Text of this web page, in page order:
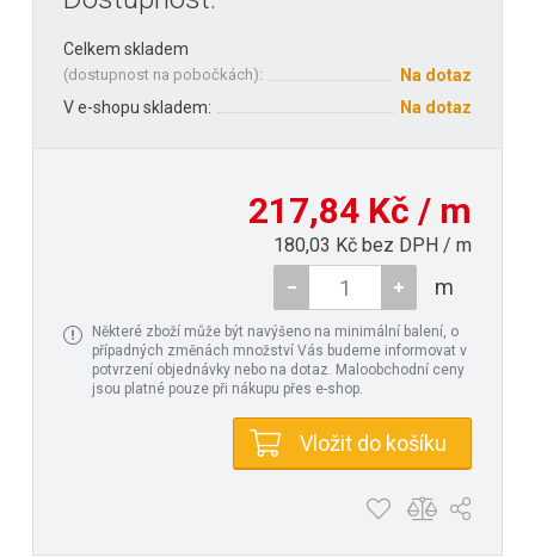
Celkem skladem
(dostupnost na pobočkách):
Na dotaz
V e-shopu skladem:
Na dotaz
217,84 Kč / m
180,03 Kč bez DPH / m
m
Některé zboží může být navýšeno na minimální balení, o
případných změnách množství Vás budeme informovat v
potvrzení objednávky nebo na dotaz. Maloobchodní ceny
jsou platné pouze při nákupu přes e-shop.
Vložit do košíku